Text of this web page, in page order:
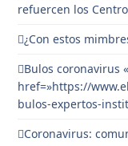
refuercen los
¿Con estos
Bulos coronavirus
href=»https://
bulos-expertos-
Coronavirus: